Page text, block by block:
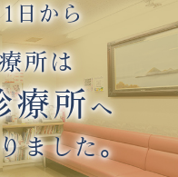
日から
所は
療所へ
ました。